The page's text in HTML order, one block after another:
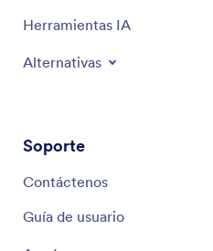
Herramientas IA
Alternativas
Soporte
Contáctenos
Guía de usuario